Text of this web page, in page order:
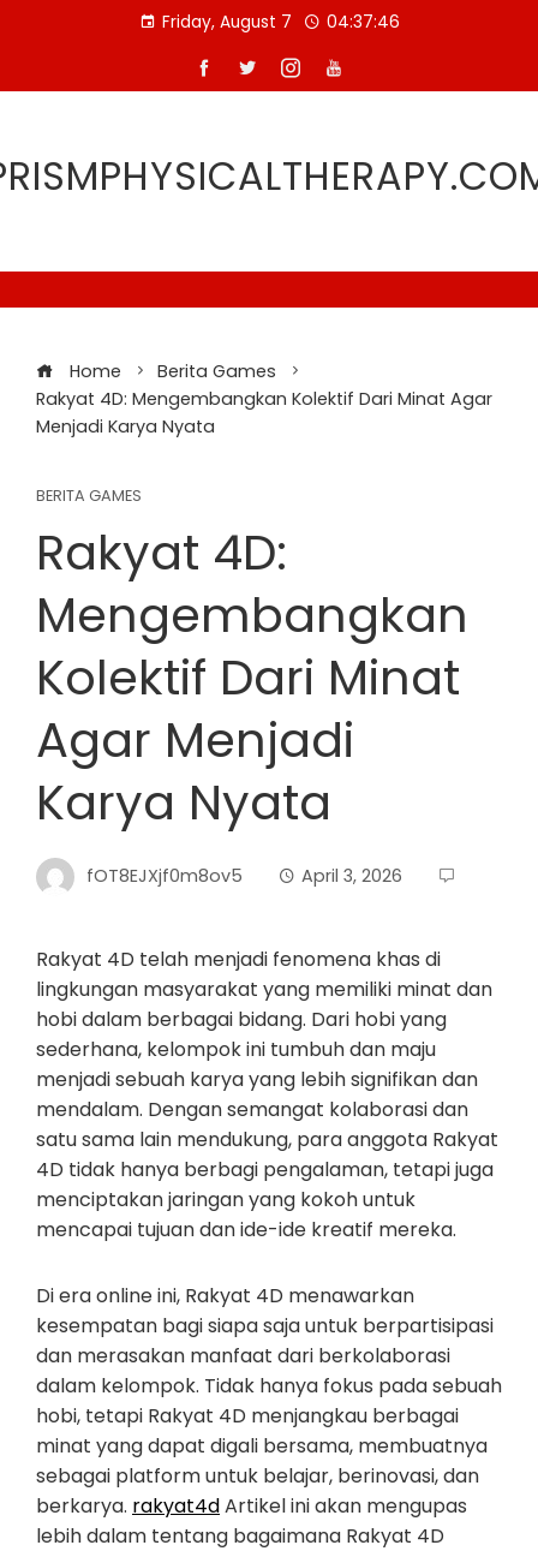
Friday, August 7 04:37:46
Home
Berita Games
Rakyat 4D: Mengembangkan Kolektif Dari Minat Agar
Menjadi Karya Nyata
BERITA GAMES
Rakyat 4D:
Mengembangkan
Kolektif Dari Minat
Agar Menjadi
Karya Nyata
fOT8EJXjf0m8ov5 April 3, 2026
Rakyat 4D telah menjadi fenomena khas di
lingkungan masyarakat yang memiliki minat dan
hobi dalam berbagai bidang. Dari hobi yang
sederhana, kelompok ini tumbuh dan maju
menjadi sebuah karya yang lebih signifikan dan
mendalam. Dengan semangat kolaborasi dan
satu sama lain mendukung, para anggota Rakyat
4D tidak hanya berbagi pengalaman, tetapi juga
menciptakan jaringan yang kokoh untuk
mencapai tujuan dan ide-ide kreatif mereka.
Di era online ini, Rakyat 4D menawarkan
kesempatan bagi siapa saja untuk berpartisipasi
dan merasakan manfaat dari berkolaborasi
dalam kelompok. Tidak hanya fokus pada sebuah
hobi, tetapi Rakyat 4D menjangkau berbagai
minat yang dapat digali bersama, membuatnya
sebagai platform untuk belajar, berinovasi, dan
berkarya. rakyat4dArtikel ini akan mengupas
lebih dalam tentang bagaimana Rakyat 4D